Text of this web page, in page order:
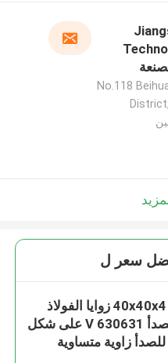
No.118
سعر ل
40x40x4 50x50x5 زوايا الفولاذ
المقاوم للصدأ 630631 V على شكل
للصدأ زاوية متساوية